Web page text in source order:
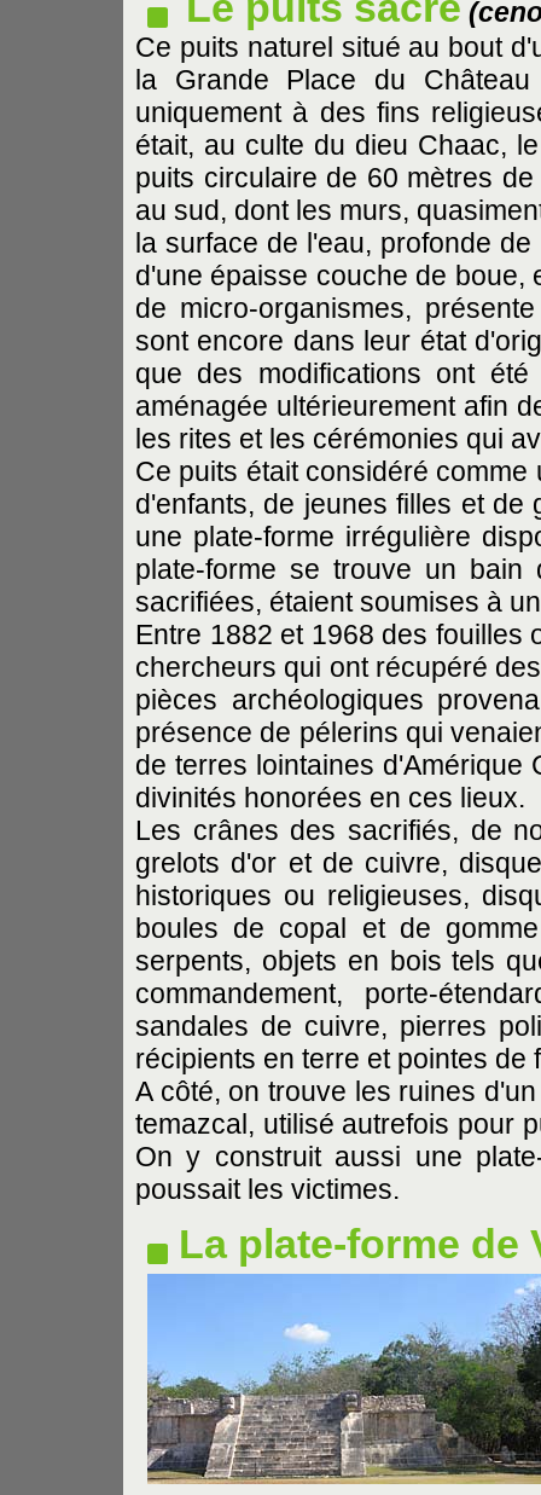
Ce puits naturel situé au bout
la Grande Place du
uniquement à des fins
était, au culte du dieu Chaac,
puits circulaire de 60 mètres
au sud, dont les murs,
la surface de l'eau, profonde
d'une épaisse couche de boue,
de micro-organismes,
sont encore dans leur état
que des modifications ont
aménagée ultérieurement afin
les rites et les cérémonies qui
Ce puits était considéré
d'enfants, de jeunes filles et
une plate-forme irrégulière
plate-forme se trouve un
sacrifiées, étaient soumises à
Entre 1882 et 1968 des fouilles
chercheurs qui ont récupéré
pièces archéologiques
présence de pélerins qui
de terres lointaines d'Amérique
divinités honorées en ces lieux.
Les crânes des sacrifiés, de
grelots d'or et de cuivre,
historiques ou religieuses,
boules de copal et de
serpents, objets en bois tels
commandement, porte-
sandales de cuivre, pierres
récipients en terre et pointes de
A côté, on trouve les ruines
temazcal, utilisé autrefois pour
On y construit aussi une
poussait les victimes.
La plate-forme de